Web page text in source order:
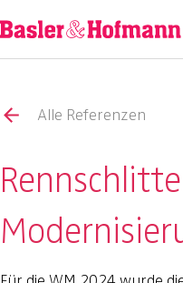
Alle Referenzen